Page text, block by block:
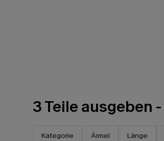
3 Teile ausgeben
Kategorie Ärmel Länge